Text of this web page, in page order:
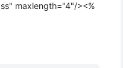
maxlength="4"/><%